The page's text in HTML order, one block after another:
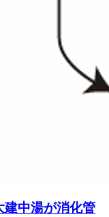
建中湯が消化管